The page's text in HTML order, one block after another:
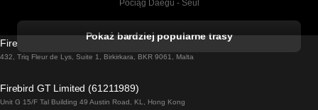
Pociąg Daegu - Seul
Pociąg Dublin - Galway
Pociąg Rzym - Neapol
Pokaż bardziej popularne trasy
Firebird GT Limited (OC 1451)
432, Triq Fleur de Lys, Suite 1, Birkirkara, BKR 9061, Malta
Firebird GT Limited (61211989)
Unit G 15/F Tal Building 49 Austin Road, KL, Hong Kong